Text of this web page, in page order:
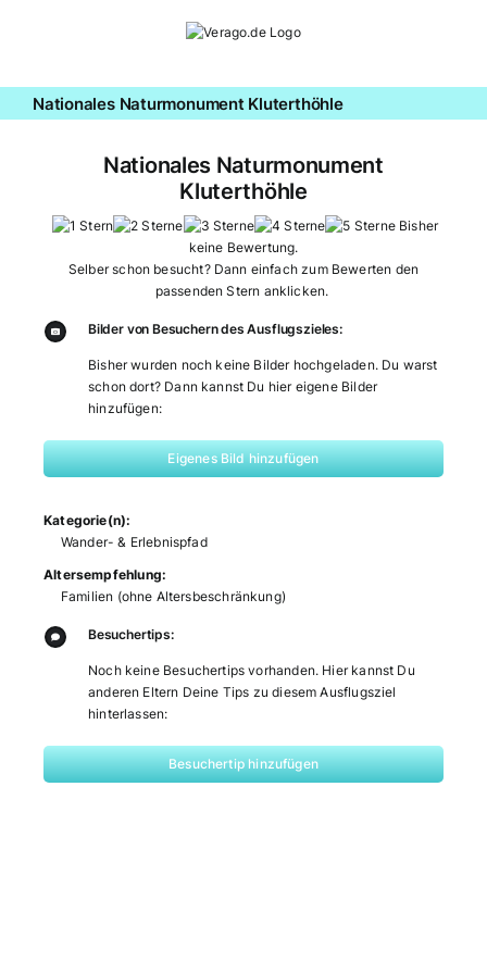
Nationales Naturmonument Kluterthöhle
Nationales Naturmonument
Kluterthöhle
Bisher
keine Bewertung.
Selber schon besucht? Dann einfach zum Bewerten den
passenden Stern anklicken.
Bilder von Besuchern des Ausflugszieles:
Bisher wurden noch keine Bilder hochgeladen. Du warst
schon dort? Dann kannst Du hier eigene Bilder
hinzufügen:
Eigenes Bild hinzufügen
Kategorie(n):
Wander- & Erlebnispfad
Altersempfehlung:
Familien (ohne Altersbeschränkung)
Besuchertips:
Noch keine Besuchertips vorhanden. Hier kannst Du
anderen Eltern Deine Tips zu diesem Ausflugsziel
hinterlassen:
Besuchertip hinzufügen